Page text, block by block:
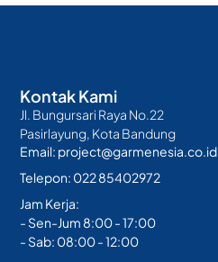
Kontak Kami
Jl. Bungursari Raya No.22
Pasirlayung, Kota Bandung
Email: project@garmenesia.co.id
Telepon: 022 85402972
Jam Kerja:
- Sen-Jum 8:00 - 17:00
- Sab: 08:00 - 12:00